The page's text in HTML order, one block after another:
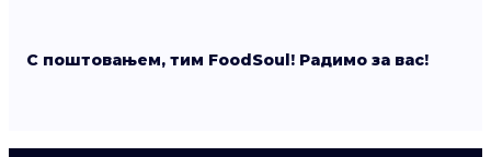
С поштовањем, тим FoodSoul! Радимо за вас!